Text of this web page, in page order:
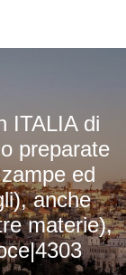
ITALIA di
preparate
ed
anche
materie),